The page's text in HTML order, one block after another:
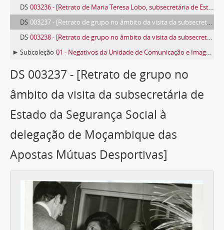
DS 003236 - [Retrato de Maria Teresa Lobo, subsecretária de Estado da Segurança Social, ao Centro de Medicina Física e Reabilitação de Lourenço Marques]
DS 003237 - [Retrato de grupo no âmbito da visita da subsecretária de Estado da Segurança Social à delegação de Moçambique das Apostas Mútuas Desportivas]
DS 003238 - [Retrato de grupo no âmbito da visita da subsecretária de Estado da Segurança Social à delegação de Moçambique das Apostas Mútuas Desportivas]
Subcoleção 01 - Negativos da Unidade de Comunicação e Imagem
DS 003237 - [Retrato de grupo no
âmbito da visita da subsecretária de
Estado da Segurança Social à
delegação de Moçambique das
Apostas Mútuas Desportivas]